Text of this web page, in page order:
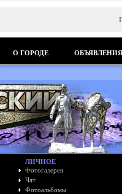
О ГОРОДЕ ОБЪЯВЛЕНИЯ
ЛИЧНОЕ
Фотогалерея
Чат
Фотоальбомы